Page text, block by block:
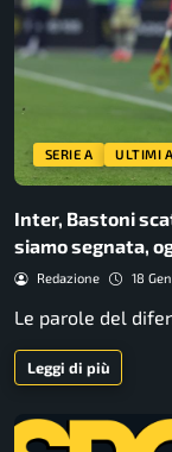
SERIE A ULTIMI
Inter, Bastoni
siamo segnata,
Redazione 18
Le parole del
Leggi di più